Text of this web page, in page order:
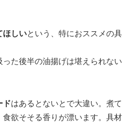
ほしいという、特におススメの具
った後半の油揚げは堪えられない
ドはあるとないとで大違い。煮て
欲そそる香りが漂います。具材